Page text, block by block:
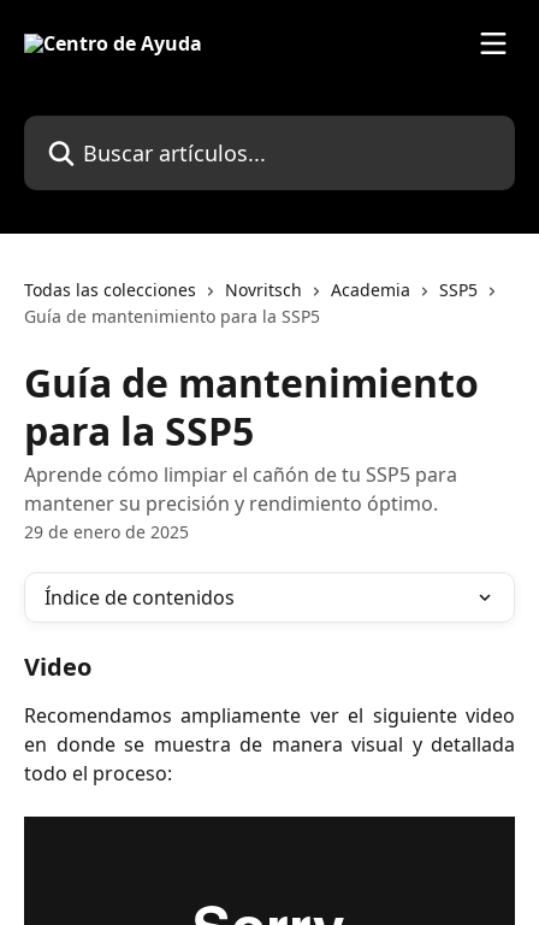
Buscar artículos...
Todas las colecciones Novritsch Academia
SSP5
Guía de mantenimiento para la SSP5
Guía de mantenimiento
para la SSP5
Aprende cómo limpiar el cañón de tu SSP5 para
mantener su precisión y rendimiento óptimo.
29 de enero de 2025
Índice de contenidos
Video
Recomendamos ampliamente ver el siguiente video
en donde se muestra de manera visual y detallada
todo el proceso: